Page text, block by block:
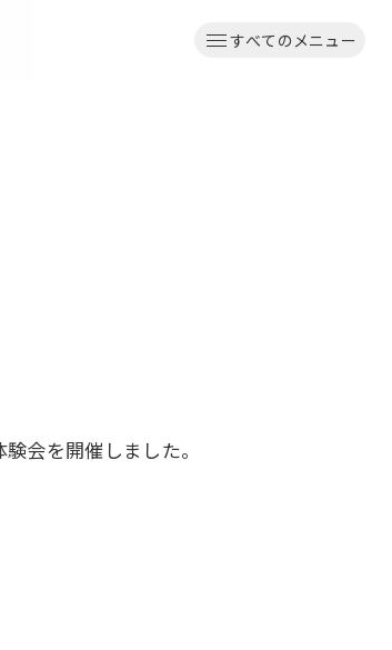
すべてのメニュー
会を開催しました。